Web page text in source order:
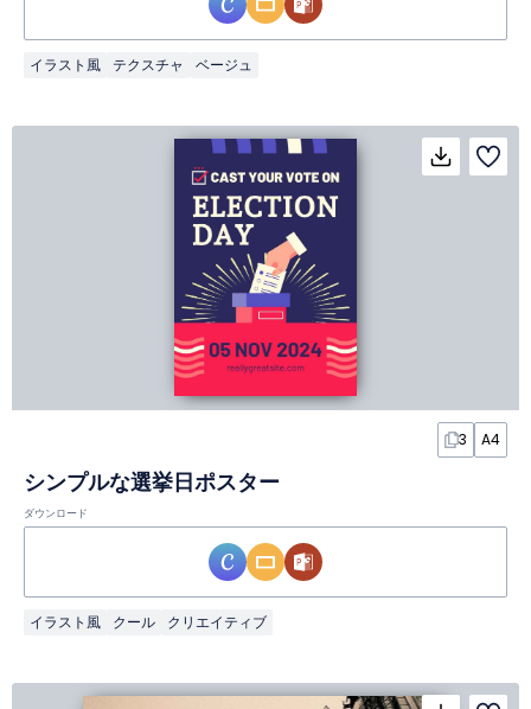
イラスト風 テクスチャ ベージュ
3 A4
シンプルな選挙日ポスター
ダウンロード
イラスト風 クール クリエイティブ